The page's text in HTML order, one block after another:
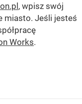
, wpisz swój
miasto. Jeśli jesteś
Works.